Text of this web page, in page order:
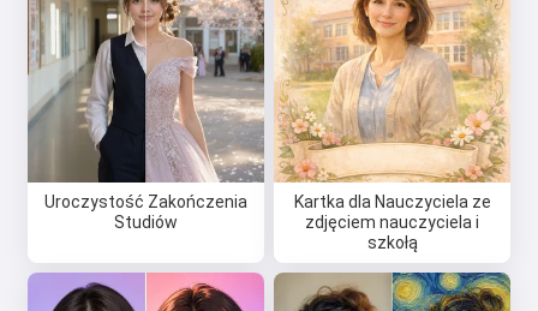
Uroczystość Zakończenia
Studiów
Kartka dla Nauczyciela ze
zdjęciem nauczyciela i
szkołą